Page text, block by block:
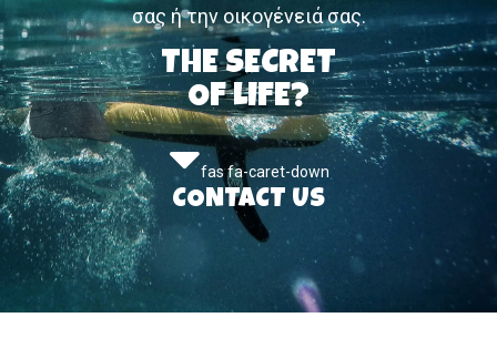
σας ή την οικογένειά σας.
THE SECRET
OF LIFE?
fas fa-caret-down
CONTACT US